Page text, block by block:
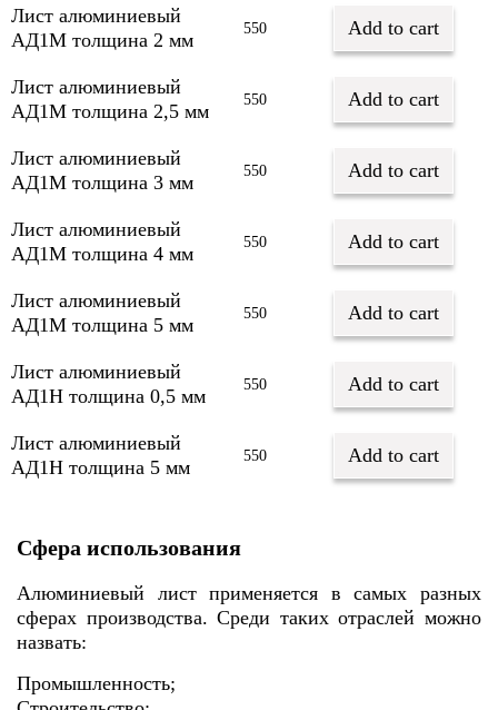
Лист алюминиевый
АД1М толщина 2 мм
550 Add to cart
Лист алюминиевый
АД1М толщина 2,5 мм
550 Add to cart
Лист алюминиевый
АД1М толщина 3 мм
550 Add to cart
Лист алюминиевый
АД1М толщина 4 мм
550 Add to cart
Лист алюминиевый
АД1М толщина 5 мм
550 Add to cart
Лист алюминиевый
АД1Н толщина 0,5 мм
550 Add to cart
Лист алюминиевый
АД1Н толщина 5 мм
550 Add to cart
Сфера использования
Алюминиевый лист применяется в самых разных
сферах производства. Среди таких отраслей можно
назвать:
Промышленность;